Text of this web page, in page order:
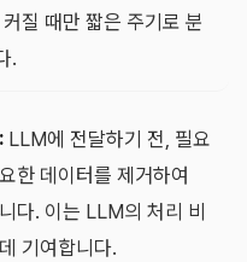
질 때만 짧은 주기로 분
.
LLM에 전달하기 전, 필요
한 데이터를 제거하여
다. 이는 LLM의 처리 비
기여합니다.